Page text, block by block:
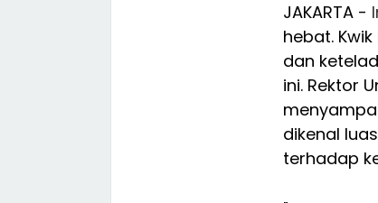
JAKARTA -
hebat.
dan
ini. Rektor
dikenal
terhadap